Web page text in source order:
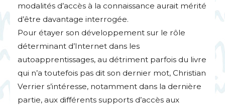
modalités d’accès à la connaissance aurait mérité
d’être davantage interrogée.
Pour étayer son développement sur le rôle
déterminant d’Internet dans les
autoapprentissages, au détriment parfois du livre
qui n’a toutefois pas dit son dernier mot, Christian
Verrier s’intéresse, notamment dans la dernière
partie, aux différents supports d’accès aux